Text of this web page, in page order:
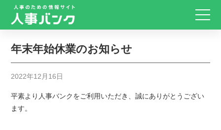
年末年始休業のお知らせ
2022年12月16日
平素より人事バンクをご利用いただき、誠にありがとうござい
ます。